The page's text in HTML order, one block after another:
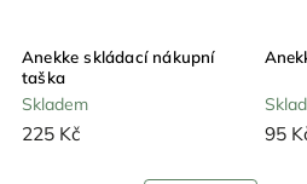
Anekke skládací nákupní
taška
Skladem
225 Kč 95